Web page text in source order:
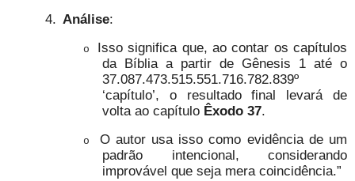
4. Análise:
o
Isso significa que, ao contar os capítulos
da Bíblia a partir de Gênesis 1 até o
37.087.473.515.551.716.782.839º
‘capítulo’, o resultado final levará de
volta ao capítulo Êxodo 37.
o
O autor usa isso como evidência de um
padrão intencional, considerando
improvável que seja mera coincidência.”